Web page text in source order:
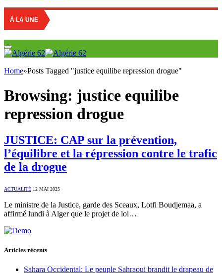
À LA UNE
Home»Posts Tagged "justice equilibe repression drogue"
Browsing: justice equilibe
repression drogue
JUSTICE: CAP sur la prévention,
l’équilibre et la répression contre le trafic
de la drogue
ACTUALITÉ 12 MAI 2025
Le ministre de la Justice, garde des Sceaux, Lotfi Boudjemaa, a
affirmé lundi à Alger que le projet de loi…
Articles récents
Sahara Occidental: Le peuple Sahraoui brandit le drapeau de